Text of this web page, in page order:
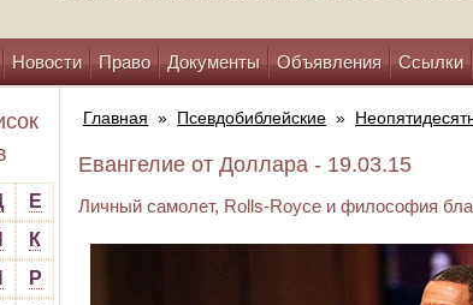
Новости Право Документы Объявления Ссылки
Е
К
Р
Главная » Псевдобиблейские »
Евангелие от Доллара - 19.03.15
Личный самолет, Rolls-Royce и философия